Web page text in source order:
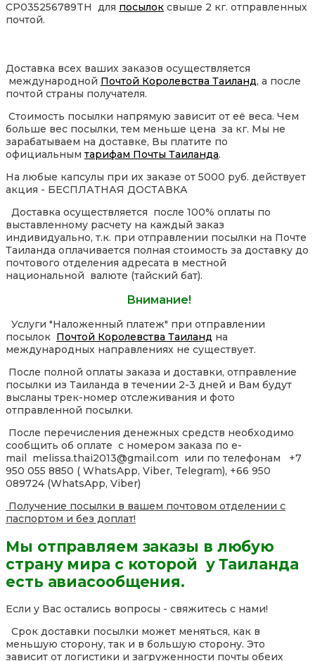
CP035256789TH для посылок свыше 2 кг. отправленных
почтой.
Доставка всех ваших заказов осуществляется
международной Почтой Королевства Таиланд, а после
почтой страны получателя.
Стоимость посылки напрямую зависит от её веса. Чем
больше вес посылки, тем меньше цена за кг. Мы не
зарабатываем на доставке, Вы платите по
официальным тарифам Почты Таиланда.
На любые капсулы при их заказе от 5000 руб. действует
акция - БЕСПЛАТНАЯ ДОСТАВКА
Доставка осуществляется после 100% оплаты по
выставленному расчету на каждый заказ
индивидуально, т.к. при отправлении посылки на Почте
Таиланда оплачивается полная стоимость за доставку до
почтового отделения адресата в местной
национальной валюте (тайский бат).
Внимание!
Услуги "Наложенный платеж" при отправлении
посылок Почтой Королевства Таиланд на
международных направлениях не существует.
После полной оплаты заказа и доставки, отправление
посылки из Таиланда в течении 2-3 дней и Вам будут
высланы трек-номер отслеживания и фото
отправленной посылки.
После перечисления денежных средств необходимо
сообщить об оплате с номером заказа по e-
mail melissa.thai2013@gmail.com или по телефонам +7
950 055 8850 ( WhatsApp, Viber, Telegram), +66 950
089724 (WhatsApp, Viber)
Получение посылки в вашем почтовом отделении с
паспортом и без доплат!
Мы отправляем заказы в любую
страну мира с которой у Таиланда
есть авиасообщения.
Если у Вас остались вопросы - свяжитесь с нами!
Срок доставки посылки может меняться, как в
меньшую сторону, так и в большую сторону. Это
зависит от логистики и загруженности почты обеих